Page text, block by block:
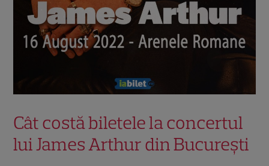
Cât costă biletele la concertul
lui James Arthur din București